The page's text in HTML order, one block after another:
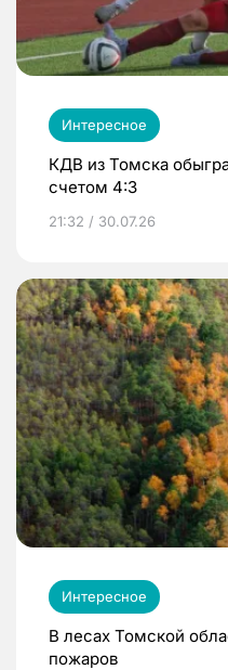
Интересное
КДВ из Томска
счетом 4:3
21:32 / 30.07.26
Интересное
В лесах Томской
пожаров